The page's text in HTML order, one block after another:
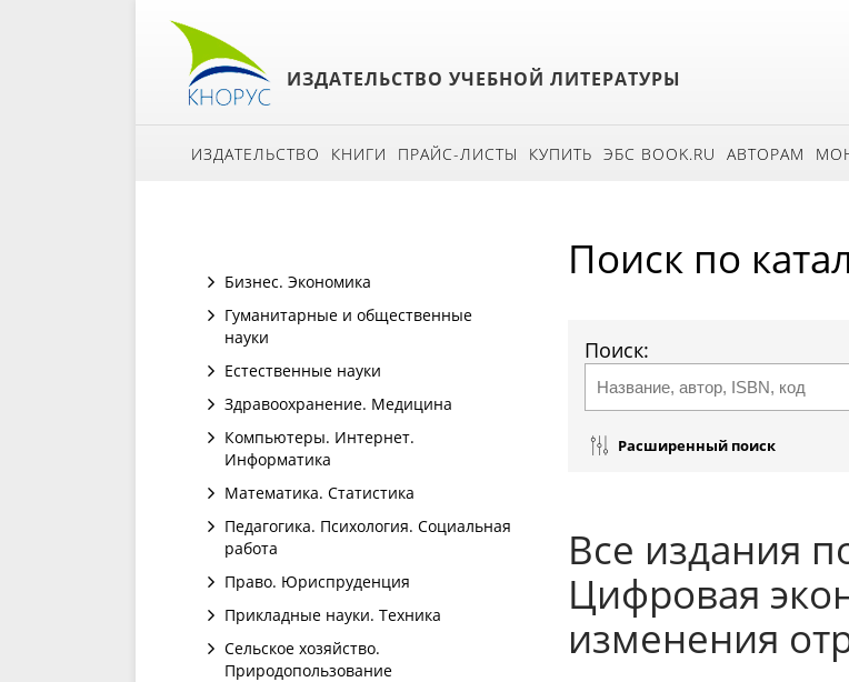
ИЗДАТЕЛЬСТВО УЧЕБНОЙ ЛИТЕРАТУРЫ
ИЗДАТЕЛЬСТВО КНИГИ ПРАЙС-ЛИСТЫ КУПИТЬ ЭБС BOOK.RU АВТОРАМ
Бизнес. Экономика
Гуманитарные и общественные
науки
Естественные науки
Здравоохранение. Медицина
Компьютеры. Интернет.
Информатика
Математика. Статистика
Педагогика. Психология. Социальная
работа
Право. Юриспруденция
Прикладные науки. Техника
Сельское хозяйство.
Природопользование
Поиск по
Поиск:
Расширенный поиск
Все издания
Цифровая
изменения